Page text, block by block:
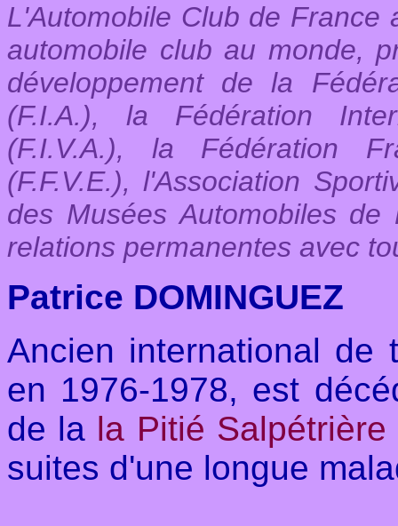
L'Automobile Club de
automobile club au monde,
développement de la
(F.I.A.), la Fédération
(F.I.V.A.), la Fédération
(F.F.V.E.), l'Association
des Musées Automobiles
relations permanentes avec
Patrice DOMINGUEZ
Ancien international de
en 1976-1978, est
de la la Pitié Salpétrière
suites d'une longue